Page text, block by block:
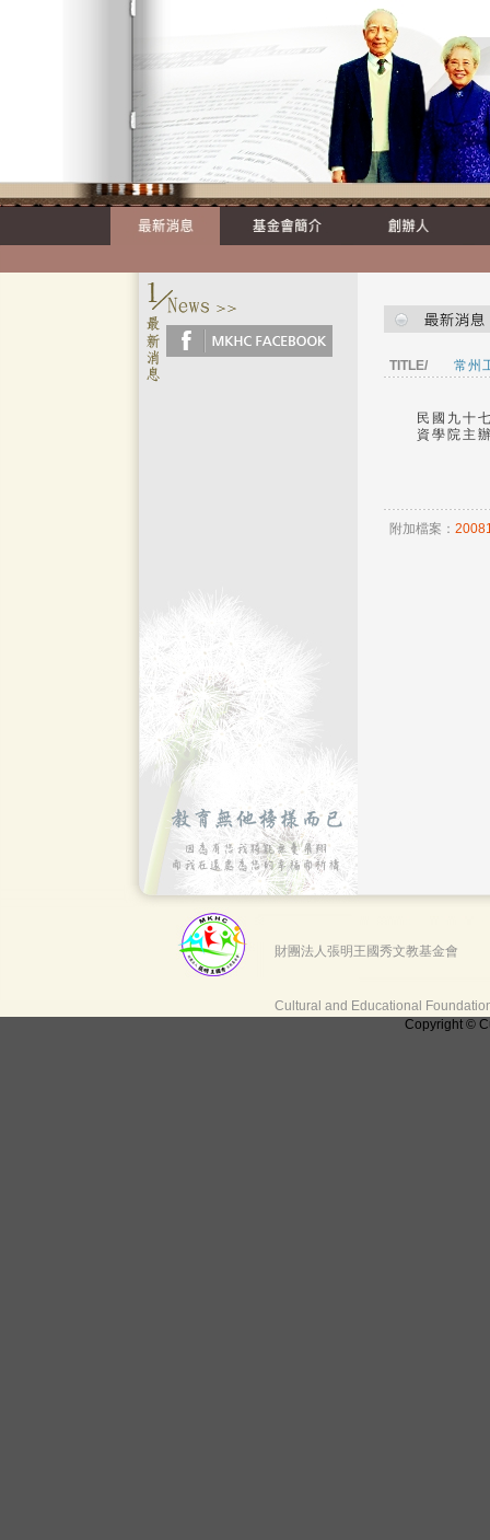
TITLE/ 常州
民國九十
資學院主
附加檔案：
財團法人張明王國秀文教基金會
Cultural and Educational
Copyright ©